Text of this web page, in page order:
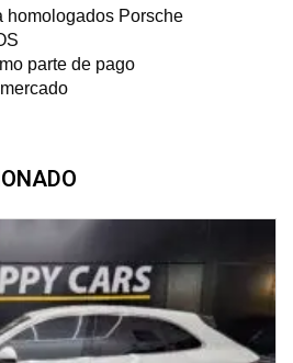
homologados Porsche
parte de pago